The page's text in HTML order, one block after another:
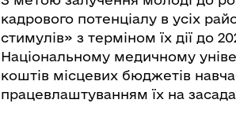
кадрового потенціалу в усіх
стимулів» з терміном їх дії до
Національному медичному
коштів місцевих бюджетів
працевлаштуванням їх на